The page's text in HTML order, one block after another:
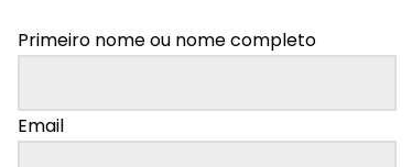
Primeiro nome ou nome completo
Email